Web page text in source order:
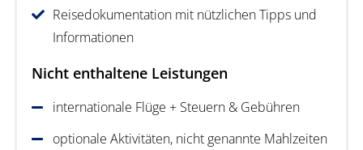
Reisedokumentation mit nützlichen Tipps und
Informationen
Nicht enthaltene Leistungen
internationale Flüge + Steuern & Gebühren
optionale Aktivitäten, nicht genannte Mahlzeiten